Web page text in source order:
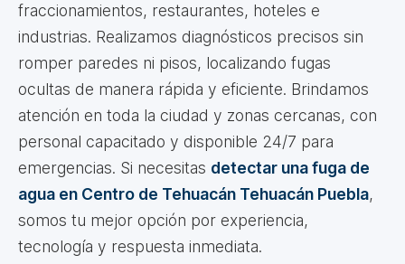
fraccionamientos, restaurantes, hoteles e
industrias. Realizamos diagnósticos precisos sin
romper paredes ni pisos, localizando fugas
ocultas de manera rápida y eficiente. Brindamos
atención en toda la ciudad y zonas cercanas, con
personal capacitado y disponible 24/7 para
emergencias. Si necesitas detectar una fuga de
agua en Centro de Tehuacán Tehuacán Puebla,
somos tu mejor opción por experiencia,
tecnología y respuesta inmediata.